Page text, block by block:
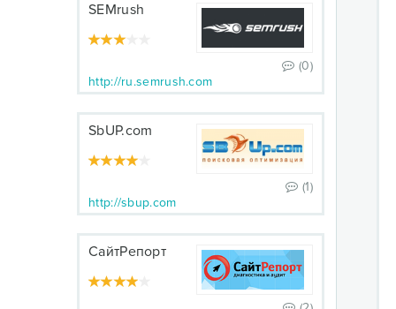
SEMrush
(0)
http://ru.semrush.com
SbUP.com
(1)
http://sbup.com
СайтРепорт